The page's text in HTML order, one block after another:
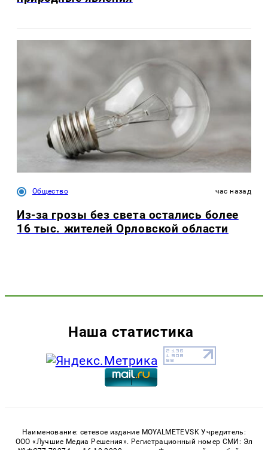
Общество час назад
Из-за грозы без света остались более
16 тыс. жителей Орловской области
Наша статистика
Наименование: сетевое издание MOYALMETEVSK Учредитель:
ООО «Лучшие Медиа Решения». Регистрационный номер СМИ: Эл